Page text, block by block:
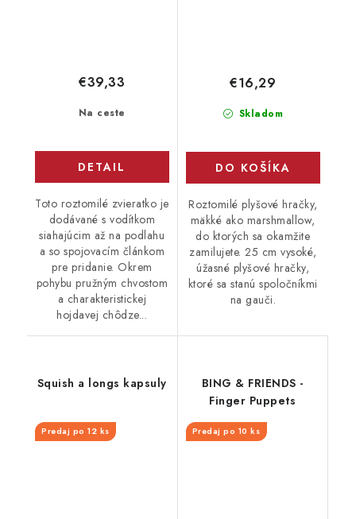
Na ceste
€39,33
DETAIL
Toto roztomilé zvieratko je
dodávané s vodítkom
siahajúcim až na podlahu
a so spojovacím článkom
pre pridanie. Okrem
pohybu pružným chvostom
a charakteristickej
hojdavej chôdze...
Skladom
€16,29
DO KOŠÍKA
Roztomilé plyšové hračky,
mäkké ako marshmallow,
do ktorých sa okamžite
zamilujete. 25 cm vysoké,
úžasné plyšové hračky,
ktoré sa stanú spoločníkmi
na gauči.
Squish a longs kapsuly
Predaj po 12 ks
BING & FRIENDS -
Finger Puppets
Predaj po 10 ks